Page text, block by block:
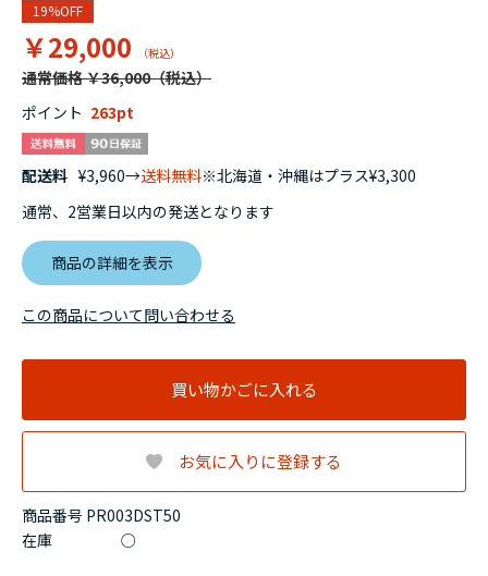
19%OFF
￥29,000
通常価格 ￥36,000
商品番号 PR003DST50
ポイント 263
在庫 ○
配送料 ¥3,960→送料無料※北海道・沖縄はプラス¥3,300
通常、2営業日以内の発送となります
商品の詳細を表示
買い物かごに入れる
お気に入りに登録する
この商品について問い合わせる